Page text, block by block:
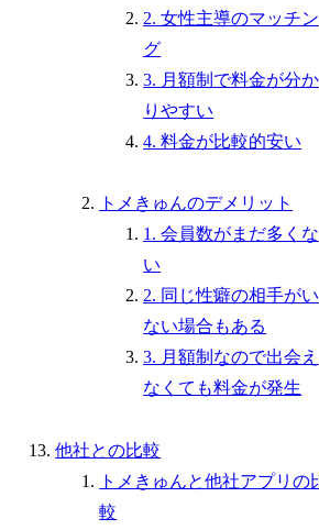
2. 女性主導のマッチン
グ
3. 月額制で料金が分か
りやすい
4. 料金が比較的安い
トメきゅんのデメリット
1. 会員数がまだ多くな
い
2. 同じ性癖の相手がい
ない場合もある
3. 月額制なので出会え
なくても料金が発生
他社との比較
トメきゅんと他社アプリの
較